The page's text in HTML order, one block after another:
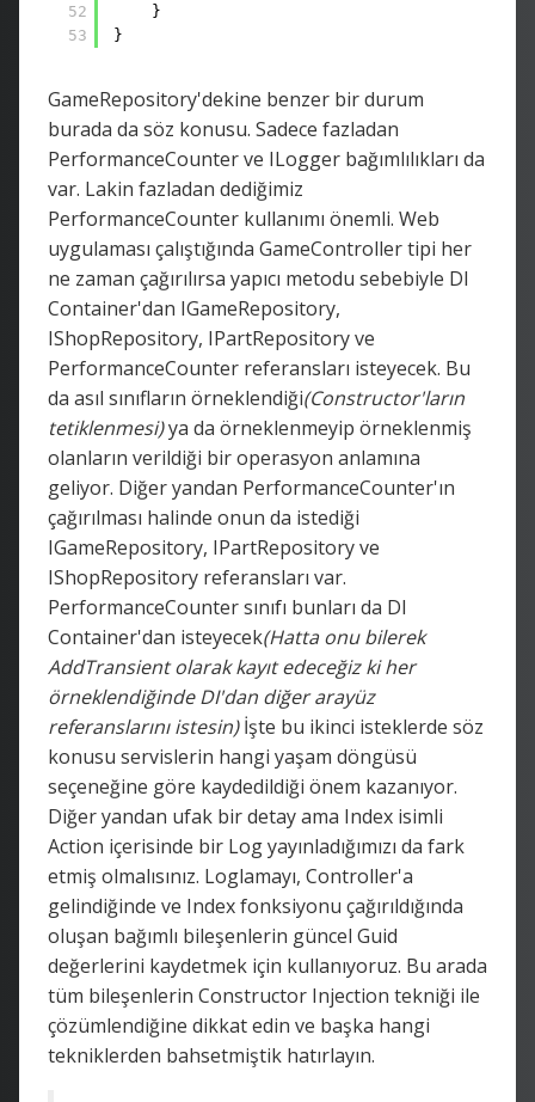
52
53
}
}
GameRepository'dekine benzer bir durum
burada da söz konusu. Sadece fazladan
PerformanceCounter ve ILogger bağımlılıkları da
var. Lakin fazladan dediğimiz
PerformanceCounter kullanımı önemli. Web
uygulaması çalıştığında GameController tipi her
ne zaman çağırılırsa yapıcı metodu sebebiyle DI
Container'dan IGameRepository,
IShopRepository, IPartRepository ve
PerformanceCounter referansları isteyecek. Bu
da asıl sınıfların örneklendiği(Constructor'ların
tetiklenmesi)ya da örneklenmeyip örneklenmiş
olanların verildiği bir operasyon anlamına
geliyor. Diğer yandan PerformanceCounter'ın
çağırılması halinde onun da istediği
IGameRepository, IPartRepository ve
IShopRepository referansları var.
PerformanceCounter sınıfı bunları da DI
Container'dan isteyecek(Hatta onu bilerek
AddTransient olarak kayıt edeceğiz ki her
örneklendiğinde DI'dan diğer arayüz
referanslarını istesin)İşte bu ikinci isteklerde söz
konusu servislerin hangi yaşam döngüsü
seçeneğine göre kaydedildiği önem kazanıyor.
Diğer yandan ufak bir detay ama Index isimli
Action içerisinde bir Log yayınladığımızı da fark
etmiş olmalısınız. Loglamayı, Controller'a
gelindiğinde ve Index fonksiyonu çağırıldığında
oluşan bağımlı bileşenlerin güncel Guid
değerlerini kaydetmek için kullanıyoruz. Bu arada
tüm bileşenlerin Constructor Injection tekniği ile
çözümlendiğine dikkat edin ve başka hangi
tekniklerden bahsetmiştik hatırlayın.